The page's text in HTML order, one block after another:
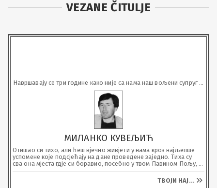
VEZANE ČITULJE
Навршавају се три године како није са нама наш вољени супруг и
отац
МИЛАНКО КУВЕЉИЋ
Отишао си тихо, али ћеш вјечно живјети у нама кроз најљепше
успомене које подсјећају на дане проведене заједно. Тиха су
сва она мјеста гдје си боравио, посебно у твом Павином Пољу,
јер тебе нема да га обасјаш својим присуством, снагом, љубављу
и шалом како си само ти знао. Нека ти је лака вранешка земља,
по којој си гордо и поносно корачао, а крст са Моликве нека
ТВОЈИ НАЈ ...